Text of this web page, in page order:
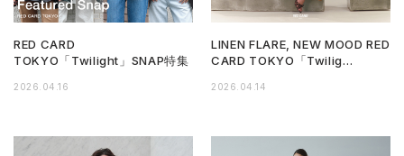
RED CARD
TOKYO「Twilight」SNAP特集
2026.04.16
LINEN FLARE, NEW MOOD RED
CARD TOKYO「Twilig…
2026.04.14